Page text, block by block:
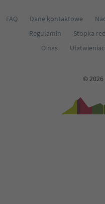
FAQ Dane kontaktowe
Regulamin
Stopka
O nas
©